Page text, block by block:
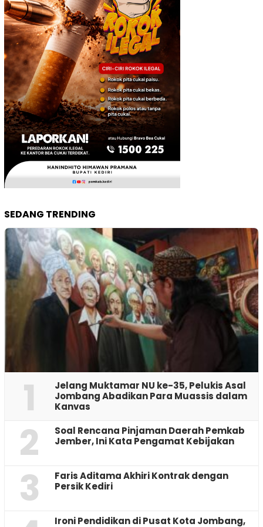
SEDANG TRENDING
1
Jelang Muktamar NU ke-35, Pelukis Asal
Jombang Abadikan Para Muassis dalam
Kanvas
2
‎Soal Rencana Pinjaman Daerah Pemkab
Jember, Ini Kata Pengamat Kebijakan ‎
3
Faris Aditama Akhiri Kontrak dengan
Persik Kediri
Ironi Pendidikan di Pusat Kota Jombang,